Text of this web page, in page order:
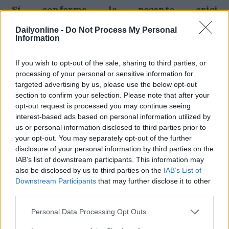
Dailyonline - Do Not Process My Personal
Information
If you wish to opt-out of the sale, sharing to third parties, or
processing of your personal or sensitive information for
targeted advertising by us, please use the below opt-out
section to confirm your selection. Please note that after your
opt-out request is processed you may continue seeing
interest-based ads based on personal information utilized by
us or personal information disclosed to third parties prior to
your opt-out. You may separately opt-out of the further
disclosure of your personal information by third parties on the
IAB’s list of downstream participants. This information may
also be disclosed by us to third parties on the IAB’s List of
Downstream Participants that may further disclose it to other
Personal Data Processing Opt Outs
Si conferma la pesante crisi
dell’advertising per il mezzo tv; andamenti
positivi per La7 e Sky, cali per Rai,
Discovery e Mediaset che paga l’assenza dei
di Silvia Antonini
Il mercato pubblicitario continua a segnare
pesantemente il passo anche nei primi sette mesi
dell’anno, confermando un trend in discesa del 6,6%
rispetto allo stesso periodo del 2018.
Complessivamente gli investimenti si sono attestati a
quota 2,077 miliardi di euro; nel solo mese di luglio la
tendenza è ancora più negativa con un calo del 9,8%
sullo stesso mese dell’anno scorso.La migliore
performance del periodo la registra La7, in